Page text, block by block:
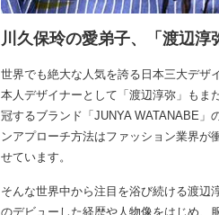
川久保玲の愛弟子、「渡辺
世界でも絶大な人気を誇る日本三大デザ
本人デザイナーとして「渡辺淳弥」もま
冠するブランド「JUNYA WATANABE」
ンアプローチ方法はファッション業界が
せています。
そんな世界中から注目を浴び続ける渡辺
のデビューした経歴や人物像をはじめ、